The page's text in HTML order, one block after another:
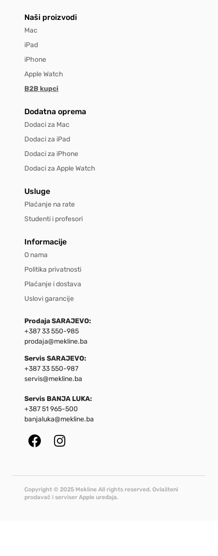
Naši proizvodi
Mac
iPad
iPhone
Apple Watch
B2B kupci
Dodatna oprema
Dodaci za Mac
Dodaci za iPad
Dodaci za iPhone
Dodaci za Apple Watch
Usluge
Plaćanje na rate
Studenti i profesori
Informacije
O nama
Politika privatnosti
Plaćanje i dostava
Uslovi garancije
Prodaja SARAJEVO:
+387 33 550-985
prodaja@mekline.ba
Servis SARAJEVO:
+387 33 550-987
servis@mekline.ba
Servis BANJA LUKA:
+387 51 965-500
banjaluka@mekline.ba
Copyright © 2025 Mekline All rights reserved. Ovlašteni
prodavač i serviser Apple uređaja.